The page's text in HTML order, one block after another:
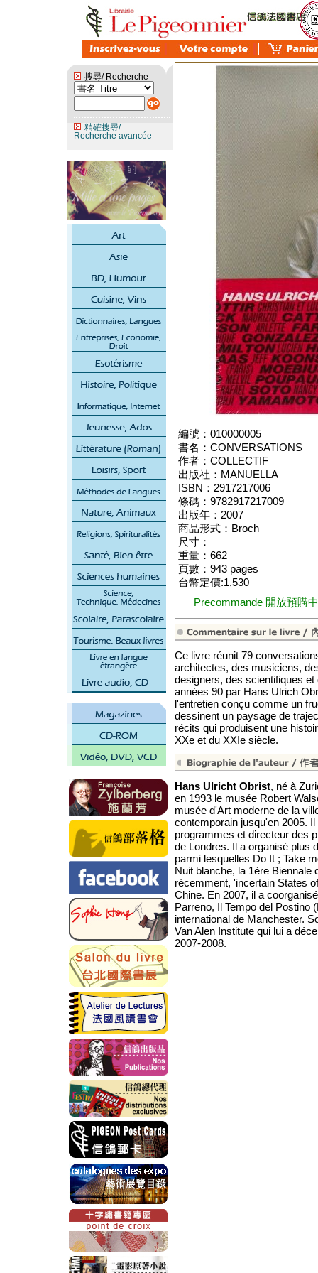
搜尋/ Recherche
精確搜尋/
Recherche avancée
編號：010000005
書名：CONVERSATIONS
作者：COLLECTIF
出版社：MANUELLA
ISBN：2917217006
條碼：9782917217009
出版年：2007
商品形式：Broch
尺寸：
重量：662
頁數：943 pages
台幣定價:1,530
Precommande 開放預購中
Ce livre réunit 79
architectes, des musiciens,
designers, des scientifiques
années 90 par Hans Ulrich
l'entretien conçu comme un
dessinent un paysage de
récits qui produisent une
XXe et du XXIe siècle.
Hans Ulricht Obrist, né à
en 1993 le musée Robert
musée d'Art moderne de la
contemporain jusqu'en 2005.
programmes et directeur des
de Londres. Il a organisé plus
parmi lesquelles Do It ; Take
Nuit blanche, la 1ère Biennale
récemment, 'incertain States
Chine. En 2007, il a
Parreno, Il Tempo del Postino
international de Manchester.
Van Alen Institute qui lui a
2007-2008.